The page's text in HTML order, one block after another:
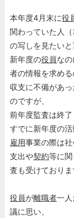
本年度4月末に役
関わっていた人（
の写しを見たいと
新年度の役員な
者の情報を求める
収支に不備があ
のですが、
前年度監査は終了
すでに新年度の活
雇用事業の際は社
支出や契約等に
査も受けておりま
役員が離職者一
議に思い、